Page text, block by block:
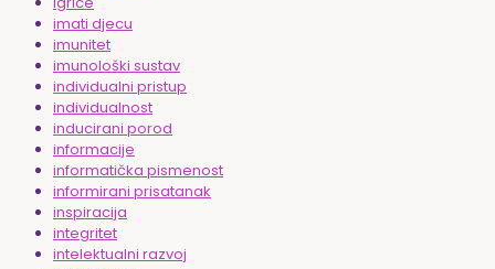
imati djecu
imunitet
imunološki sustav
individualni pristup
individualnost
inducirani porod
informacije
informatička pismenost
informirani prisatanak
inspiracija
integritet
intelektualni razvoj